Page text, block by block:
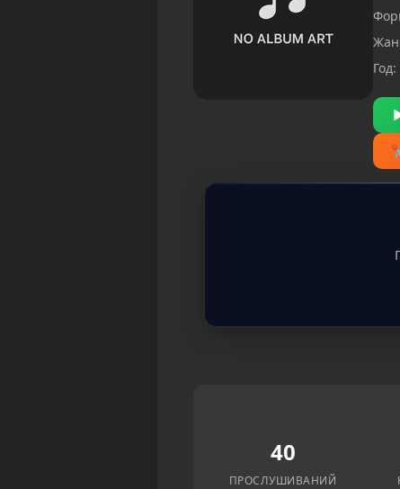
Год:
40
ПРОСЛУШИВАНИЙ